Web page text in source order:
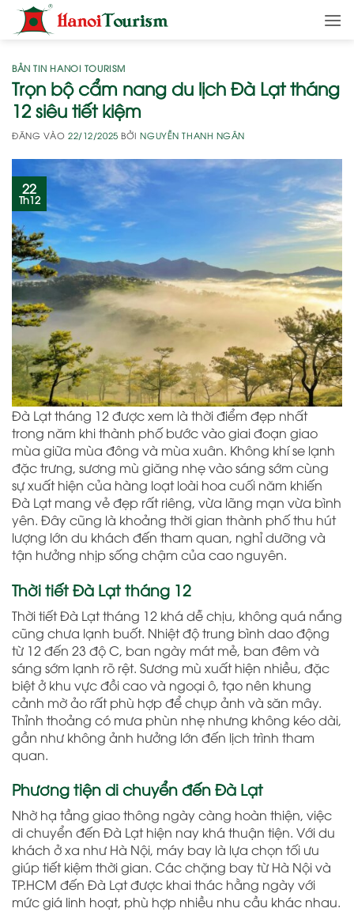
qua
dungBẢN TIN HANOI TOURISM
Trọn bộ cẩm nang du lịch Đà Lạt tháng
12 siêu tiết kiệm
ĐĂNG VÀO22/12/2025 BỞINGUYỄN THANH NGÂN
22
Th12
Đà Lạt tháng 12 được xem là thời điểm đẹp nhất
trong năm khi thành phố bước vào giai đoạn giao
mùa giữa mùa đông và mùa xuân. Không khí se lạnh
đặc trưng, sương mù giăng nhẹ vào sáng sớm cùng
sự xuất hiện của hàng loạt loài hoa cuối năm khiến
Đà Lạt mang vẻ đẹp rất riêng, vừa lãng mạn vừa bình
yên. Đây cũng là khoảng thời gian thành phố thu hút
lượng lớn du khách đến tham quan, nghỉ dưỡng và
tận hưởng nhịp sống chậm của cao nguyên.
Thời tiết Đà Lạt tháng 12
Thời tiết Đà Lạt tháng 12 khá dễ chịu, không quá nắng
cũng chưa lạnh buốt. Nhiệt độ trung bình dao động
từ 12 đến 23 độ C, ban ngày mát mẻ, ban đêm và
sáng sớm lạnh rõ rệt. Sương mù xuất hiện nhiều, đặc
biệt ở khu vực đồi cao và ngoại ô, tạo nên khung
cảnh mờ ảo rất phù hợp để chụp ảnh và săn mây.
Thỉnh thoảng có mưa phùn nhẹ nhưng không kéo dài,
gần như không ảnh hưởng lớn đến lịch trình tham
quan.
Phương tiện di chuyển đến Đà Lạt
Nhờ hạ tầng giao thông ngày càng hoàn thiện, việc
di chuyển đến Đà Lạt hiện nay khá thuận tiện. Với du
khách ở xa như Hà Nội, máy bay là lựa chọn tối ưu
giúp tiết kiệm thời gian. Các chặng bay từ Hà Nội và
TP.HCM đến Đà Lạt được khai thác hằng ngày với
mức giá linh hoạt, phù hợp nhiều nhu cầu khác nhau.